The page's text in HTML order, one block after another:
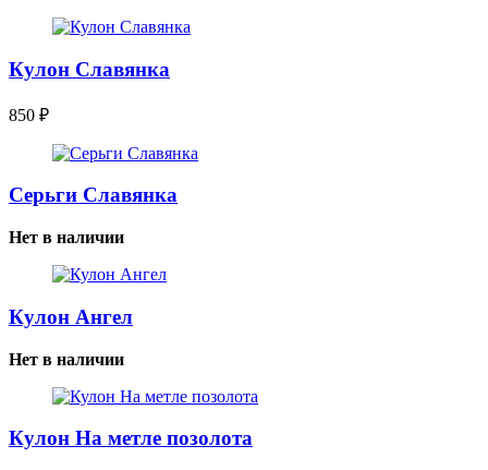
Кулон Славянка
850 ₽
Серьги Славянка
Нет в наличии
Кулон Ангел
Нет в наличии
Кулон На метле позолота